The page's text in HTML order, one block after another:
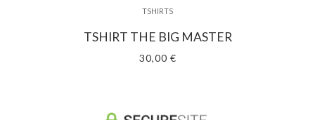
TSHIRTS
TSHIRT THE BIG MASTER
30,00 €